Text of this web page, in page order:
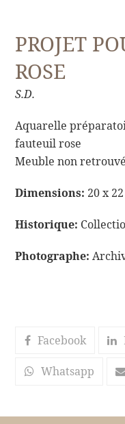
PROJET
ROSE
S.D.
Aquarelle
fauteuil rose
Meuble non retrouvé
Dimensions: 20 x
Historique:
Photographe:
Facebook
Whatsapp